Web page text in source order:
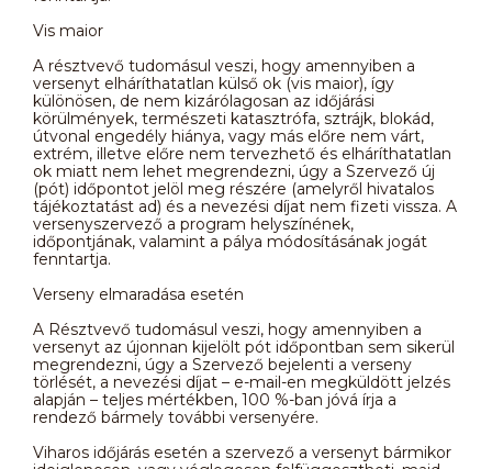
Vis maior
A résztvevő tudomásul veszi, hogy amennyiben a
versenyt elháríthatatlan külső ok (vis maior), így
különösen, de nem kizárólagosan az időjárási
körülmények, természeti katasztrófa, sztrájk, blokád,
útvonal engedély hiánya, vagy más előre nem várt,
extrém, illetve előre nem tervezhető és elháríthatatlan
ok miatt nem lehet megrendezni, úgy a Szervező új
(pót) időpontot jelöl meg részére (amelyről hivatalos
tájékoztatást ad) és a nevezési díjat nem fizeti vissza. A
versenyszervező a program helyszínének,
időpontjának, valamint a pálya módosításának jogát
fenntartja.
Verseny elmaradása esetén
A Résztvevő tudomásul veszi, hogy amennyiben a
versenyt az újonnan kijelölt pót időpontban sem sikerül
megrendezni, úgy a Szervező bejelenti a verseny
törlését, a nevezési díjat – e-mail-en megküldött jelzés
alapján – teljes mértékben, 100 %-ban jóvá írja a
rendező bármely további versenyére.
Viharos időjárás esetén a szervező a versenyt bármikor